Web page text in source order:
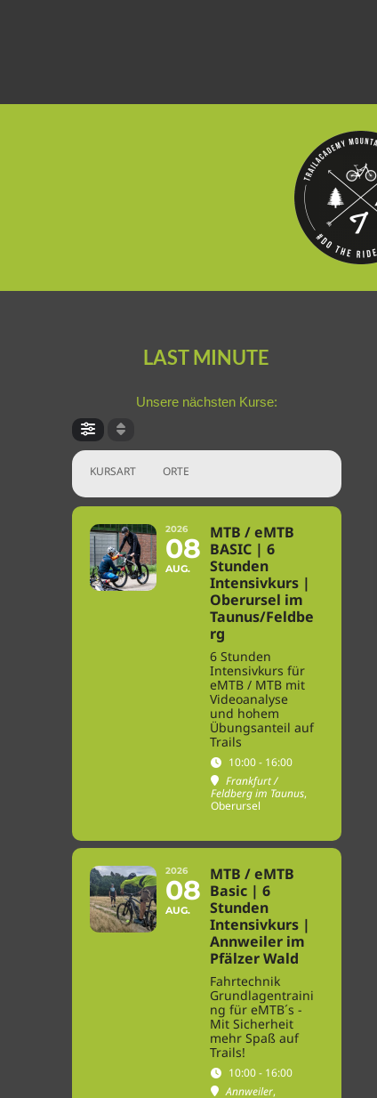
LAST MINUTE
Unsere nächsten Kurse:
KURSART ORTE
2026
08
AUG.
MTB / eMTB
BASIC | 6
Stunden
Intensivkurs |
Oberursel im
Taunus/Feldbe
rg
6 Stunden
Intensivkurs für
eMTB / MTB mit
Videoanalyse
und hohem
Übungsanteil auf
Trails
10:00 - 16:00
Frankfurt /
Feldberg im Taunus,
Oberursel
2026
08
AUG.
MTB / eMTB
Basic | 6
Stunden
Intensivkurs |
Annweiler im
Pfälzer Wald
Fahrtechnik
Grundlagentraini
ng für eMTB´s -
Mit Sicherheit
mehr Spaß auf
Trails!
10:00 - 16:00
Annweiler,